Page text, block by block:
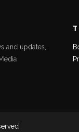
and updates,